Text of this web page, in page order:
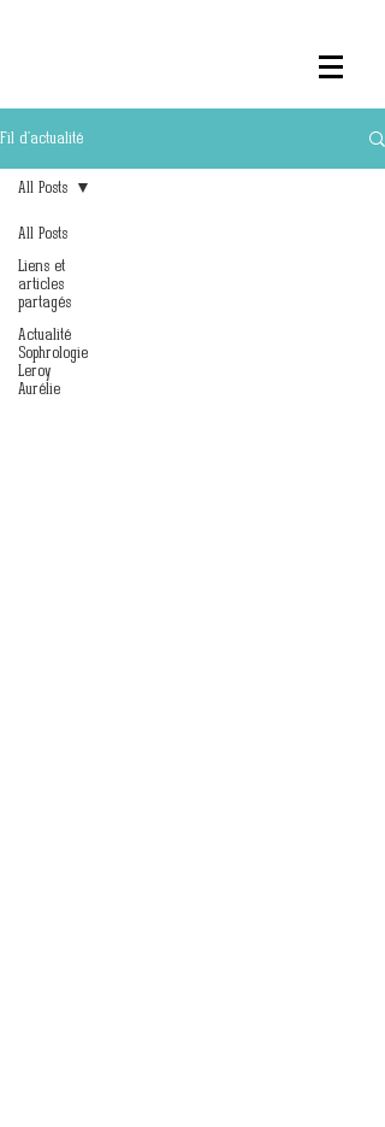
Fil d'actualité
All Posts
Liens et
articles
partagés
Actualité
Sophrologie
Leroy
Aurélie
All Posts